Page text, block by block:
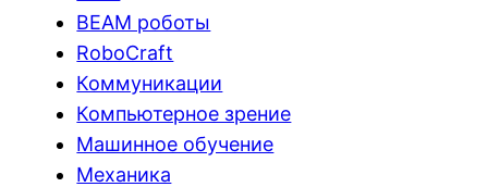
BEAM роботы
RoboCraft
Коммуникации
Компьютерное зрение
Машинное обучение
Механика